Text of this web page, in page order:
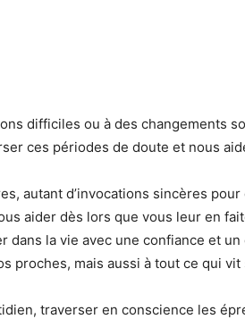
difficiles ou à des changements
ces périodes de doute et nous
autant d’invocations sincères
aider dès lors que vous leur en
la vie avec une confiance et
proches, mais aussi à tout ce qui
traverser en conscience les